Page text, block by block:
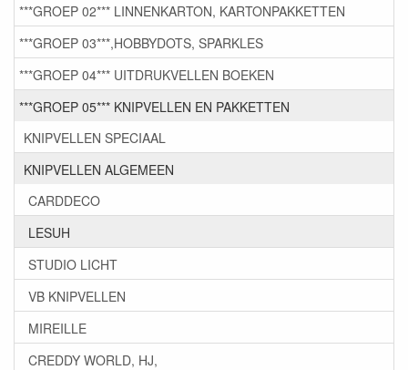
***GROEP 02*** LINNENKARTON, KARTONPAKKETTEN
***GROEP 03***,HOBBYDOTS, SPARKLES
***GROEP 04*** UITDRUKVELLEN BOEKEN
***GROEP 05*** KNIPVELLEN EN PAKKETTEN
KNIPVELLEN SPECIAAL
KNIPVELLEN ALGEMEEN
CARDDECO
LESUH
STUDIO LICHT
VB KNIPVELLEN
MIREILLE
CREDDY WORLD, HJ,